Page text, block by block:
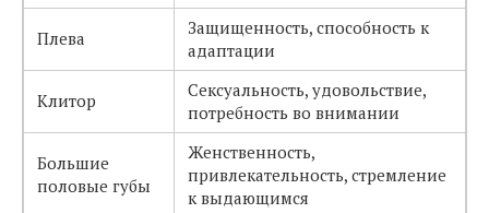
Плева
Защищенность, способность к
адаптации
Клитор
Сексуальность, удовольствие,
потребность во внимании
Большие
половые губы
Женственность,
привлекательность, стремление
к выдающимся